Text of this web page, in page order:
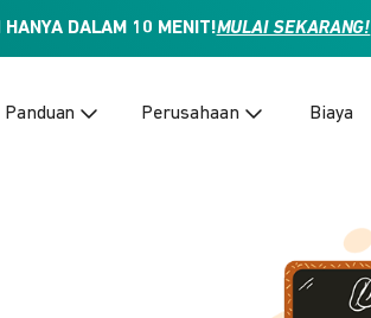
HANYA DALAM 10 MENIT!MULAI SEKARANG!
Panduan Perusahaan Biaya